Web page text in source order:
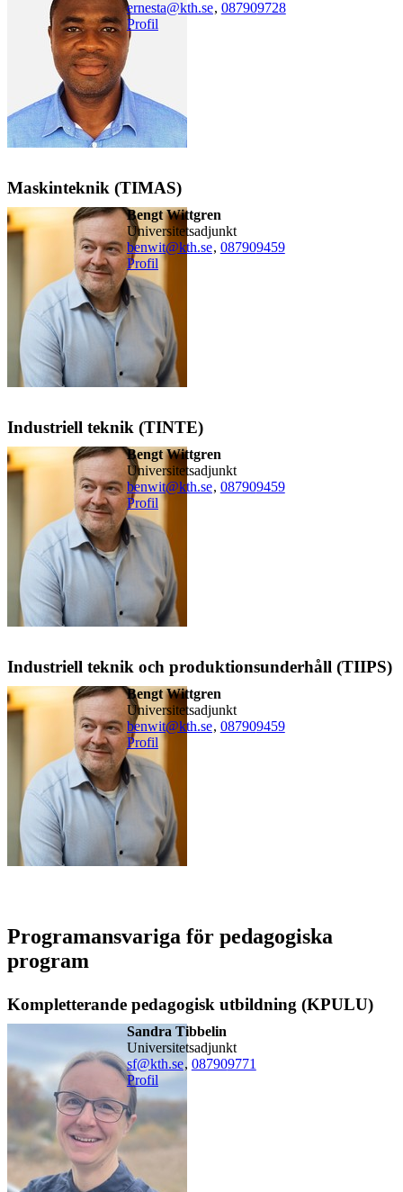
ernesta@kth.se, 087909728
Profil
Maskinteknik (TIMAS)
Bengt Wittgren
universitetsadjunkt
benwit@kth.se, 087909459
Profil
Industriell teknik (TINTE)
Bengt Wittgren
universitetsadjunkt
benwit@kth.se, 087909459
Profil
Industriell teknik och produktionsunderhåll (TIIPS)
Bengt Wittgren
universitetsadjunkt
benwit@kth.se, 087909459
Profil
Programansvariga för pedagogiska
program
Kompletterande pedagogisk utbildning (KPULU)
Sandra Tibbelin
universitetsadjunkt
sf@kth.se, 087909771
Profil